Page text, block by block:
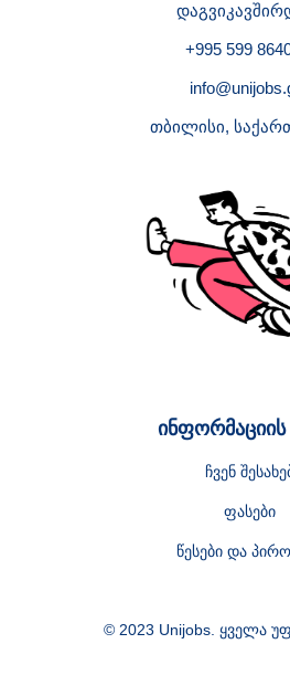
+995 599
თბილისი,
ინფორმაციის
ჩვენ
ფასები
წესები და
© 2023 Unijobs. ყველა